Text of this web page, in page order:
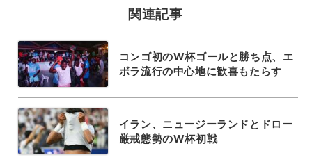
関連記事
コンゴ初のW杯ゴールと勝ち点、エ
ボラ流行の中心地に歓喜もたらす
イラン、ニュージーランドとドロー
厳戒態勢のW杯初戦